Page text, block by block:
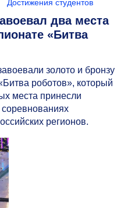
Достижения студентов
два места
«Битва
золото и бронзу
роботов», который
места принесли
регионов.